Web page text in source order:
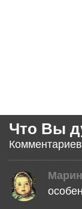
Что Вы